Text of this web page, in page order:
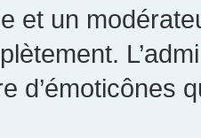
et un
d’émoticônes